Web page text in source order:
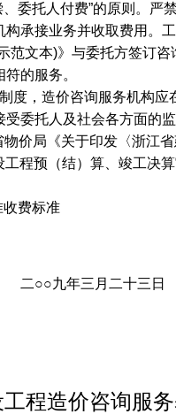
、委托人付费”的原则。严
承接业务并收取费用。
范文本)》与委托方签订
的服务。
度，造价咨询服务机构
委托人及社会各方面的
物价局《关于印发〈浙江
程预（结）算、竣工决
收费标准
二○○九年三月二十三日
程造价咨询服